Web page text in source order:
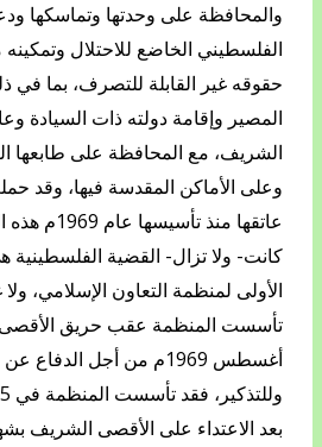
والمحافظة على وحدتها وتماسكها
الفلسطيني الخاضع للاحتلال
حقوقه غير القابلة للتصرف، بما في
المصير وإقامة دولته ذات السيادة
الشريف، مع المحافظة على طابعها
وعلى الأماكن المقدسة فيها، وقد
عاتقها منذ
كانت- ولا تزال- القضية الفلسطينية
الأولى لمنظمة التعاون الإسلامي،
أغسطس 1969م من أجل
بعد الاعتداء على الأقصى الشريف